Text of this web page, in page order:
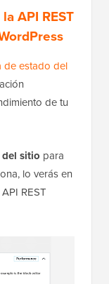
API REST
de estado del
de tu
sitio para
lo verás en
REST